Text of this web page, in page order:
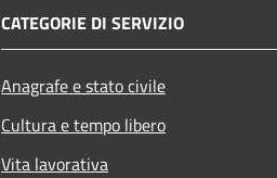
CATEGORIE DI SERVIZIO
Anagrafe e stato civile
Cultura e tempo libero
Vita lavorativa